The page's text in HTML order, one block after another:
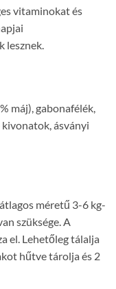
vitaminokat és
lesznek.
máj), gabonafélék,
ásványi
méretű 3-6 kg-
szüksége. A
el. Lehetőleg tálalja
hűtve tárolja és 2